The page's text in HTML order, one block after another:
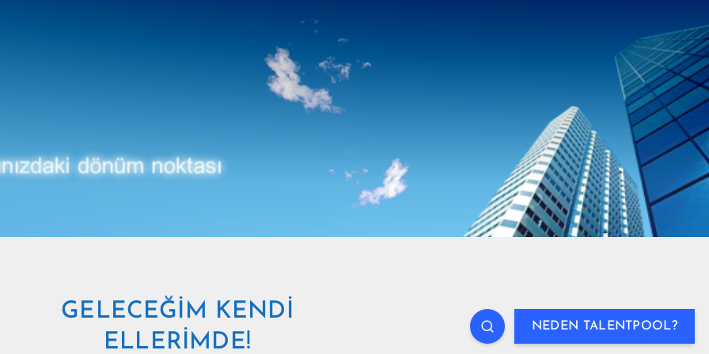
GELECEĞİM KENDİ
ELLERİMDE!
NEDEN TALENTPOOL?